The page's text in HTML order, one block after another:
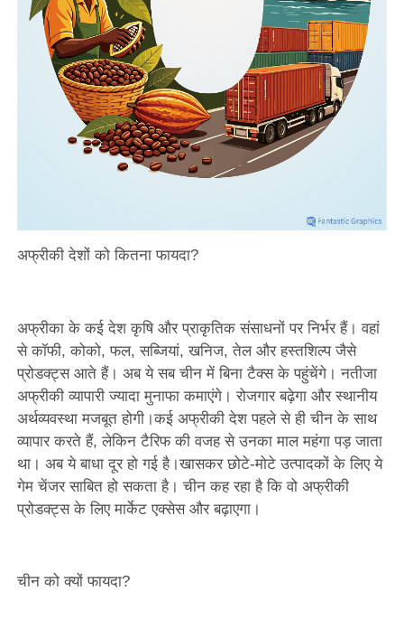
अफ्रीकी देशों को कितना फायदा?
अफ्रीका के कई देश कृषि और प्राकृतिक संसाधनों पर निर्भर हैं। वहां
से कॉफी, कोको, फल, सब्जियां, खनिज, तेल और हस्तशिल्प जैसे
प्रोडक्ट्स आते हैं। अब ये सब चीन में बिना टैक्स के पहुंचेंगे। नतीजा
अफ्रीकी व्यापारी ज्यादा मुनाफा कमाएंगे। रोजगार बढ़ेगा और स्थानीय
अर्थव्यवस्था मजबूत होगी।कई अफ्रीकी देश पहले से ही चीन के साथ
व्यापार करते हैं, लेकिन टैरिफ की वजह से उनका माल महंगा पड़ जाता
था। अब ये बाधा दूर हो गई है।खासकर छोटे-मोटे उत्पादकों के लिए ये
गेम चेंजर साबित हो सकता है। चीन कह रहा है कि वो अफ्रीकी
प्रोडक्ट्स के लिए मार्केट एक्सेस और बढ़ाएगा।
चीन को क्यों फायदा?